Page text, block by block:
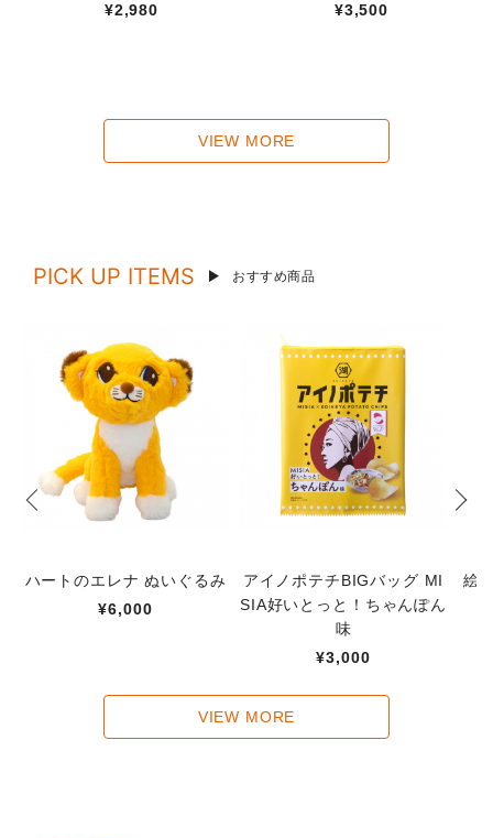
¥2,980
¥3,500
VIEW MORE
PICK UP ITEMS おすすめ商品
ハートのエレナ ぬいぐるみ
¥6,000
アイノポテチBIGバッグ MI
SIA好いとっと！ちゃんぽん
味
¥3,000
絵
VIEW MORE